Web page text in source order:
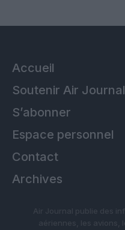
Accueil
Soutenir Air Journal
S’abonner
Espace personnel
Contact
Archives